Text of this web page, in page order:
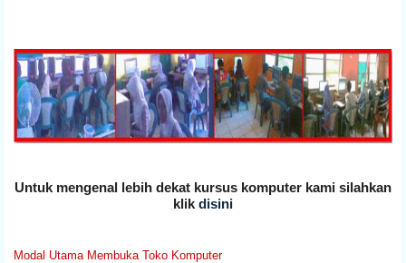
Untuk mengenal lebih dekat kursus komputer kami silahkan
klik disini
Modal Utama Membuka Toko Komputer